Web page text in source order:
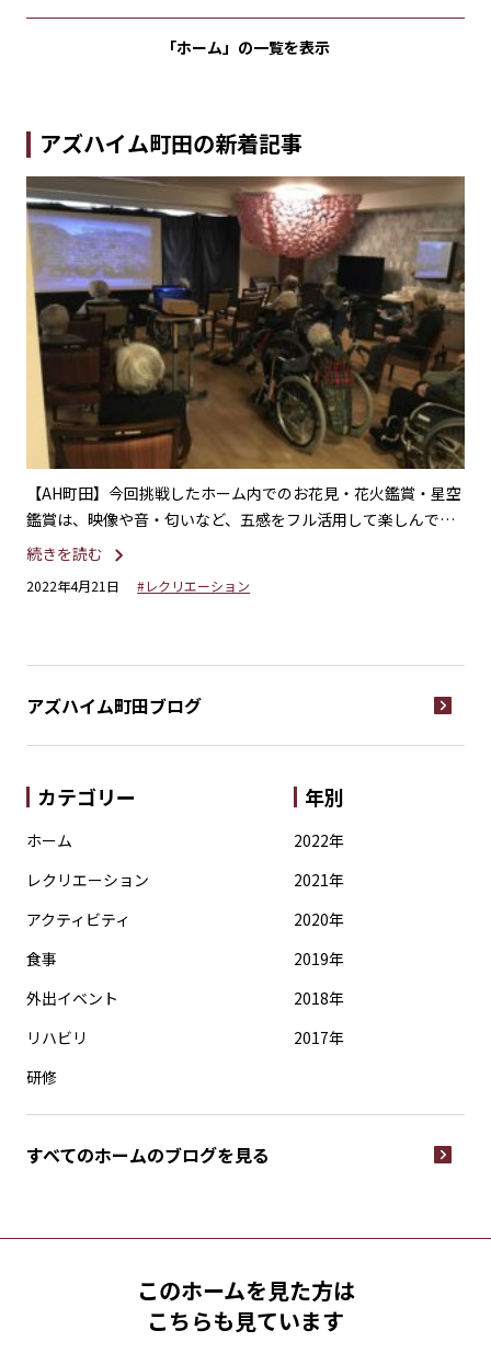
「ホーム」の一覧を表示
アズハイム町田の新着記事
【AH町田】今回挑戦したホーム内でのお花見・花火鑑賞・星空
鑑賞は、映像や音・匂いなど、五感をフル活用して楽しんでい
ただく企画です☆
続きを読む
2022年4月21日 #レクリエーション
アズハイム町田ブログ
カテゴリー
ホーム
レクリエーション
アクティビティ
食事
外出イベント
リハビリ
研修
年別
2022年
2021年
2020年
2019年
2018年
2017年
すべてのホームのブログを見る
このホームを見た方は
こちらも見ています